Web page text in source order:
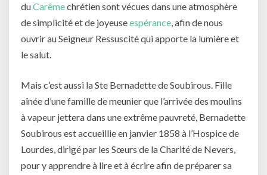
duCarêmechrétien sont vécues dans une atmosphère
de simplicité et de joyeuseespérance, afin de nous
ouvrir au Seigneur Ressuscité qui apporte la lumière et
le salut.
Mais c’est aussi la Ste Bernadette de Soubirous. Fille
aînée d’une famille de meunier que l’arrivée des moulins
à vapeur jettera dans une extrême pauvreté, Bernadette
Soubirous est accueillie en janvier 1858 à l’Hospice de
Lourdes, dirigé par les Sœurs de la Charité de Nevers,
pour y apprendre à lire et à écrire afin de préparer sa